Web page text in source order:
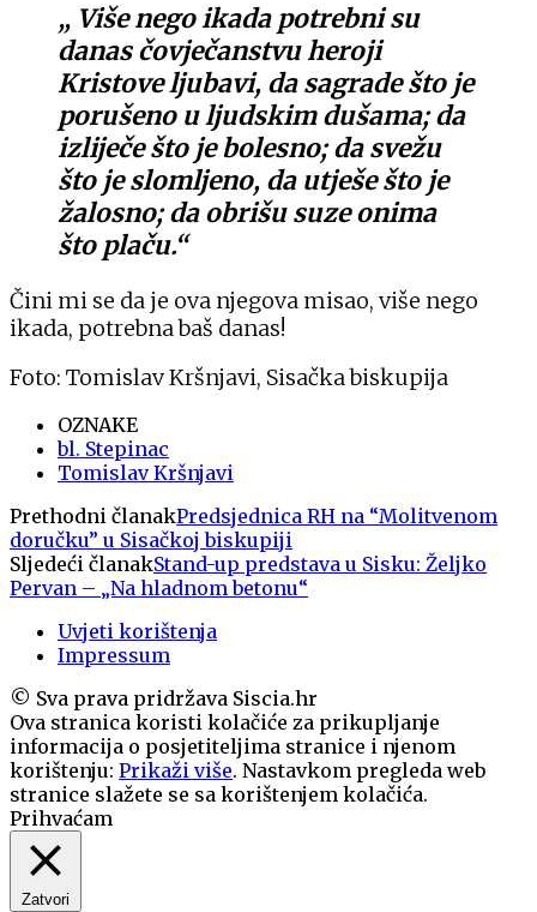
„ Više nego ikada potrebni su
danas čovječanstvu heroji
Kristove ljubavi, da sagrade što je
porušeno u ljudskim dušama; da
izliječe što je bolesno; da svežu
što je slomljeno, da utješe što je
žalosno; da obrišu suze onima
što plaču.“
Čini mi se da je ova njegova misao, više nego
ikada, potrebna baš danas!
Foto: Tomislav Kršnjavi, Sisačka biskupija
OZNAKE
bl. Stepinac
Tomislav Kršnjavi
Prethodni članakPredsjednica RH na “Molitvenom
doručku” u Sisačkoj biskupiji
Sljedeći članakStand-up predstava u Sisku: Željko
Pervan – „Na hladnom betonu“
Uvjeti korištenja
Impressum
© Sva prava pridržava Siscia.hr
Ova stranica koristi kolačiće za prikupljanje
informacija o posjetiteljima stranice i njenom
korištenju: Prikaži više. Nastavkom pregleda web
stranice slažete se sa korištenjem kolačića.
Prihvaćam
Zatvori